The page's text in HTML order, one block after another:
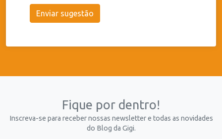
Enviar sugestão
Fique por dentro!
Inscreva-se para receber nossas newsletter e todas as novidades
do Blog da Gigi.